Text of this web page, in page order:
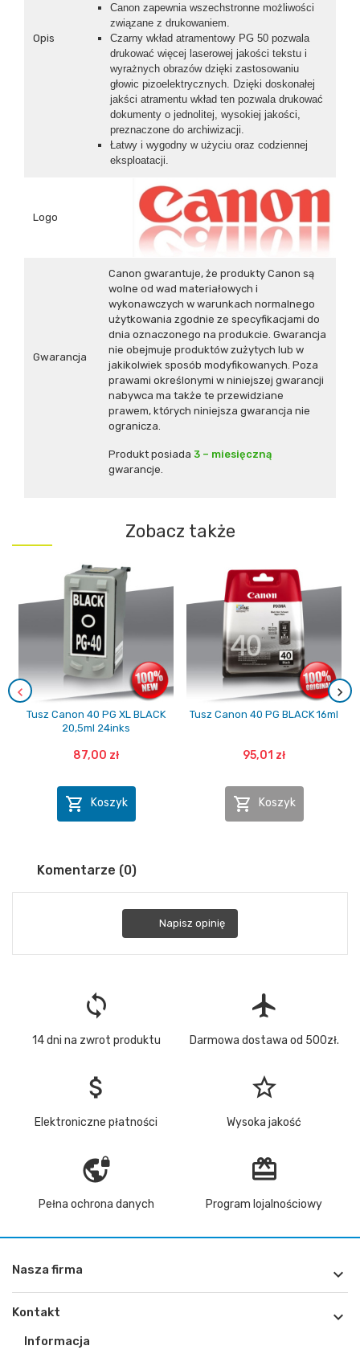
Opis
Canon zapewnia wszechstronne możliwości
związane z drukowaniem.
Czarny wkład atramentowy PG 50 pozwala
drukować więcej laserowej jakości tekstu i
wyrażnych obrazów dzięki zastosowaniu
głowic pizoelektrycznych. Dzięki doskonałej
jakści atramentu wkład ten pozwala drukować
dokumenty o jednolitej, wysokiej jakości,
preznaczone do archiwizacji.
Łatwy i wygodny w użyciu oraz codziennej
eksploatacji.
Logo
Gwarancja
Canon gwarantuje, że produkty Canon są
wolne od wad materiałowych i
wykonawczych w warunkach normalnego
użytkowania zgodnie ze specyfikacjami do
dnia oznaczonego na produkcie. Gwarancja
nie obejmuje produktów zużytych lub w
jakikolwiek sposób modyfikowanych. Poza
prawami określonymi w niniejszej gwarancji
nabywca ma także te przewidziane
prawem, których niniejsza gwarancja nie
ogranicza.
Produkt posiada 3 – miesięczną
gwarancje.
Zobacz także
Tusz Canon 40 PG XL BLACK
20,5ml 24inks
87,00 zł
 Koszyk
Tusz Canon 40 PG BLACK 16ml
95,01 zł
 Koszyk
Komentarze (0)
Napisz opinię
loop
14 dni na zwrot produktu
flight
Darmowa dostawa od 500zł.
attach_money
Elektroniczne płatności
star_border
Wysoka jakość
vpn_lock
Pełna ochrona danych
redeem
Program lojalnościowy
Nasza firma 
Kontakt 
Informacja